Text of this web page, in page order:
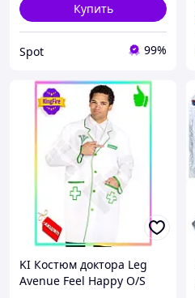
Купить
Spot 99%
KI Костюм доктора Leg
Avenue Feel Happy O/S